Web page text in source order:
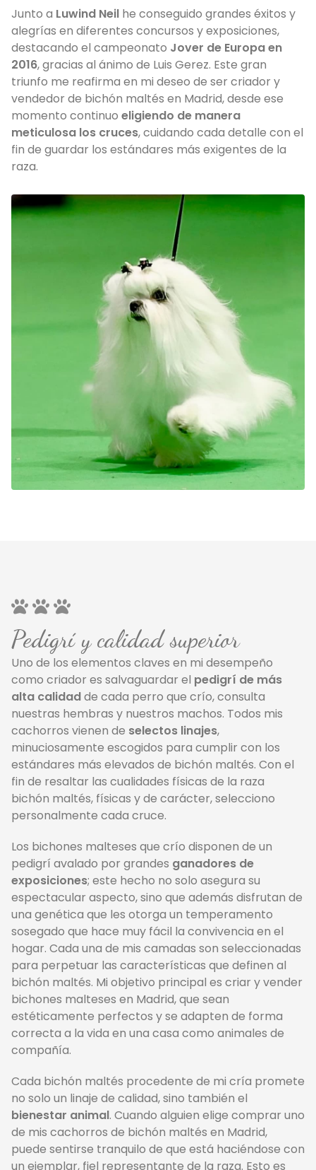
Junto a Luwind Neil he conseguido grandes éxitos y
alegrías en diferentes concursos y exposiciones,
destacando el campeonato Jover de Europa en
2016, gracias al ánimo de Luis Gerez. Este gran
triunfo me reafirma en mi deseo de ser criador y
vendedor de bichón maltés en Madrid, desde ese
momento continuo eligiendo de manera
meticulosa los cruces, cuidando cada detalle con el
fin de guardar los estándares más exigentes de la
raza.
Pedigrí y calidad superior
Uno de los elementos claves en mi desempeño
como criador es salvaguardar el pedigrí de más
alta calidadde cada perro que crío, consulta
nuestras hembras y nuestros machos. Todos mis
cachorros vienen de selectos linajes,
minuciosamente escogidos para cumplir con los
estándares más elevados de bichón maltés. Con el
fin de resaltar las cualidades físicas de la raza
bichón maltés, físicas y de carácter, selecciono
personalmente cada cruce.
Los bichones malteses que crío disponen de un
pedigrí avalado por grandes ganadores de
exposiciones; este hecho no solo asegura su
espectacular aspecto, sino que además disfrutan de
una genética que les otorga un temperamento
sosegado que hace muy fácil la convivencia en el
hogar. Cada una de mis camadas son seleccionadas
para perpetuar las características que definen al
bichón maltés. Mi objetivo principal es criar y vender
bichones malteses en Madrid, que sean
estéticamente perfectos y se adapten de forma
correcta a la vida en una casa como animales de
compañía.
Cada bichón maltés procedente de mi cría promete
no solo un linaje de calidad, sino también el
bienestar animal. Cuando alguien elige comprar uno
de mis cachorros de bichón maltés en Madrid,
puede sentirse tranquilo de que está haciéndose con
un ejemplar, fiel representante de la raza. Esto es